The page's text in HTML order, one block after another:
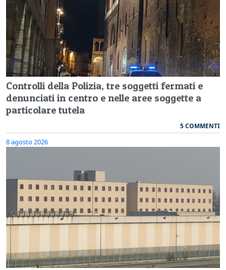
Controlli della Polizia, tre soggetti fermati e
denunciati in centro e nelle aree soggette a
particolare tutela
5 COMMENTI
8 agosto 2026